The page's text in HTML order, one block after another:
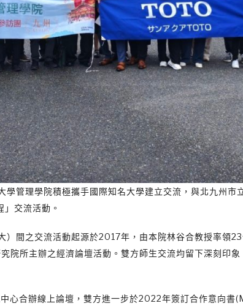
管理學院積極攜手國際知名大學建立交流，與北九州市
交流活動。
）間之交流活動起源於2017年，由本院林谷合教授率領
院所主辦之經濟論壇活動。雙方師生交流均留下深刻印象
心合辦線上論壇，雙方進一步於2022年簽訂合作意向書